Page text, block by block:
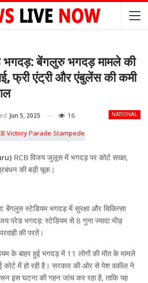
भगदड़: बेंगलुरु भगदड़ मामले की
फ्री एंट्री और एंबुलेंस की कमी
NATIONAL
Jun 5, 2025 16
RCB विजय जुलूस में भगदड़ पर कोर्ट सख्त,
की बड़ी चूक।
बेंगलुरु स्टेडियम भगदड़ में सुरक्षा और चिकित्सा
परेड भगदड़: स्टेडियम से 8 गुना ज्यादा भीड़
की परतें।
के बाहर हुई भगदड़ में 11 लोगों की मौत के मामले
कोर्ट में हो रही है। सरकार की ओर से पेश वकील ने
इस घटना की गहन जांच कर रहा है, ताकि यह